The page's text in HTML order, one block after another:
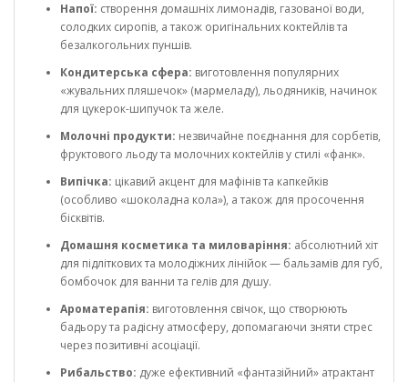
Напої: створення домашніх лимонадів, газованої води,
солодких сиропів, а також оригінальних коктейлів та
безалкогольних пуншів.
Кондитерська сфера: виготовлення популярних
«жувальних пляшечок» (мармеладу), льодяників, начинок
для цукерок-шипучок та желе.
Молочні продукти: незвичайне поєднання для сорбетів,
фруктового льоду та молочних коктейлів у стилі «фанк».
Випічка: цікавий акцент для мафінів та капкейків
(особливо «шоколадна кола»), а також для просочення
бісквітів.
Домашня косметика та миловаріння: абсолютний хіт
для підліткових та молодіжних лінійок — бальзамів для губ,
бомбочок для ванни та гелів для душу.
Ароматерапія: виготовлення свічок, що створюють
бадьору та радісну атмосферу, допомагаючи зняти стрес
через позитивні асоціації.
Рибальство: дуже ефективний «фантазійний» атрактант